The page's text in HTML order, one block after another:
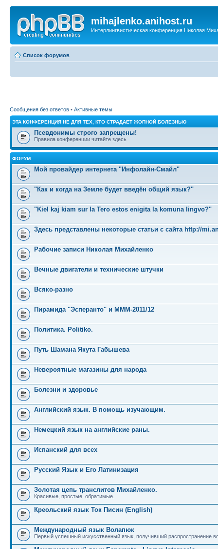
mihajlenko.anihost.ru
Интерлингвистическая конференция Николая
Список форумов
Сообщения без ответов • Активные темы
ЭТА КОНФЕРЕНЦИЯ НЕ ДЛЯ ТЕХ, КТО СТРАДАЕТ ЖОПНОЙ БОЛЕЗНЬЮ
Псевдонимы строго запрещены!
Правила конференции читайте здесь
ФОРУМ
Мой провайдер интернета "Инфолайн-Смайл"
"Как и когда на Земле будет введён общий язык?"
"Kiel kaj kiam sur la Tero estos enigita la komuna lingvo?"
Здесь представлены некоторые статьи с сайта http://
Рабочие записи Николая Михайленко
Вечные двигатели и технические штучки
Всяко-разно
Пирамида "Эсперанто" и MMM-2011/12
Политика. Politiko.
Путь Шамана Якута Габышева
Невероятные магазины для народа
Болезни и здоровье
Английский язык. В помощь изучающим.
Немецкий язык на английские раны.
Испанский для всех
Русский Язык и Его Латинизация
Золотая цепь транслитов Михайленко.
Красивые, простые, обратимые.
Креольский язык Ток Писин (English)
Международный язык Волапюк
Первый успешный искусственный язык, получивший распространение